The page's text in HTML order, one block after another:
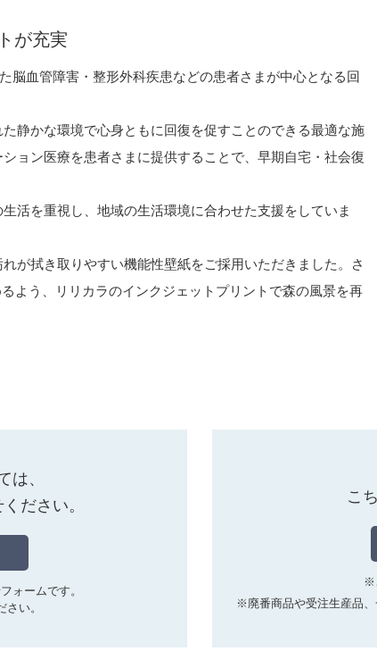
が充実
脳血管障害・整形外科疾患などの患者さまが中心となる回
静かな環境で心身ともに回復を促すことのできる最適な施
ョン医療を患者さまに提供することで、早期自宅・社会復
活を重視し、地域の生活環境に合わせた支援をしていま
が拭き取りやすい機能性壁紙をご採用いただきました。さ
よう、リリカラのインクジェットプリントで森の風景を再
は、
ださい。
ォームです。
い。
こ
※
※廃番商品や受注生産品、